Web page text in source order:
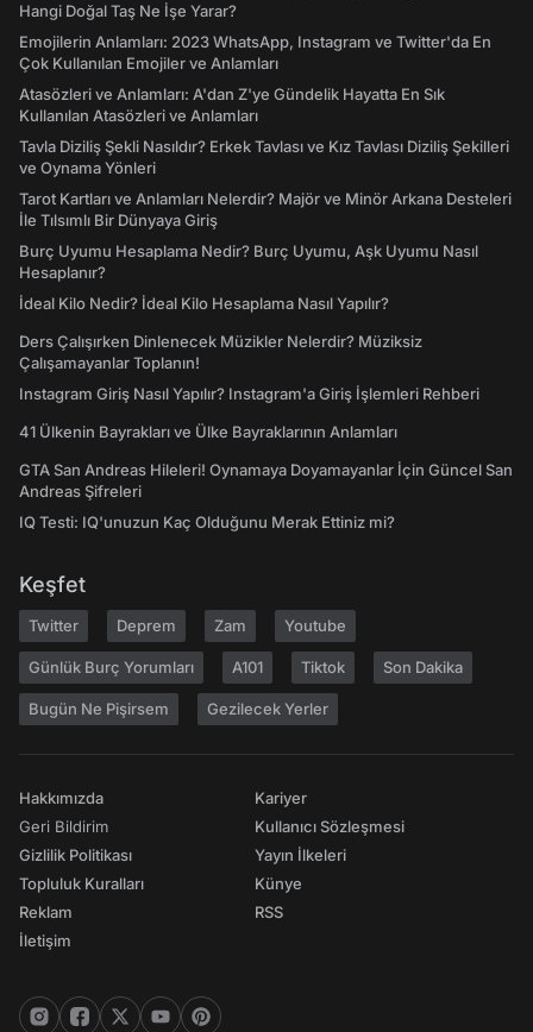
Hangi Doğal Taş Ne İşe Yarar?
Emojilerin Anlamları: 2023 WhatsApp, Instagram ve Twitter'da En
Çok Kullanılan Emojiler ve Anlamları
Atasözleri ve Anlamları: A'dan Z'ye Gündelik Hayatta En Sık
Kullanılan Atasözleri ve Anlamları
Tavla Diziliş Şekli Nasıldır? Erkek Tavlası ve Kız Tavlası Diziliş Şekilleri
ve Oynama Yönleri
Tarot Kartları ve Anlamları Nelerdir? Majör ve Minör Arkana Desteleri
İle Tılsımlı Bir Dünyaya Giriş
Burç Uyumu Hesaplama Nedir? Burç Uyumu, Aşk Uyumu Nasıl
Hesaplanır?
İdeal Kilo Nedir? İdeal Kilo Hesaplama Nasıl Yapılır?
Ders Çalışırken Dinlenecek Müzikler Nelerdir? Müziksiz
Çalışamayanlar Toplanın!
Instagram Giriş Nasıl Yapılır? Instagram'a Giriş İşlemleri Rehberi
41 Ülkenin Bayrakları ve Ülke Bayraklarının Anlamları
GTA San Andreas Hileleri! Oynamaya Doyamayanlar İçin Güncel San
Andreas Şifreleri
IQ Testi: IQ'unuzun Kaç Olduğunu Merak Ettiniz mi?
Keşfet
Twitter Deprem Zam Youtube
Günlük Burç Yorumları A101 Tiktok Son Dakika
Bugün Ne Pişirsem Gezilecek Yerler
Hakkımızda
Geri Bildirim
Gizlilik Politikası
Topluluk Kuralları
Reklam
İletişim
Kariyer
Kullanıcı Sözleşmesi
Yayın İlkeleri
Künye
RSS